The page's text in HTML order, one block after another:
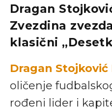
Dragan
Zvezdina
klasični
Dragan Stojković
oličenje
rođeni lider i